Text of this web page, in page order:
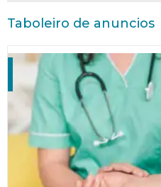
Taboleiro de anuncios